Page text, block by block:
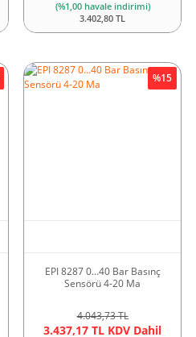
(%1,00 havale indirimi)
3.402,80 TL
EPI 8287 0…40 Bar Basınç
Sensörü 4-20 Ma
4.043,73 TL
3.437,17 TL KDV Dahil
%15